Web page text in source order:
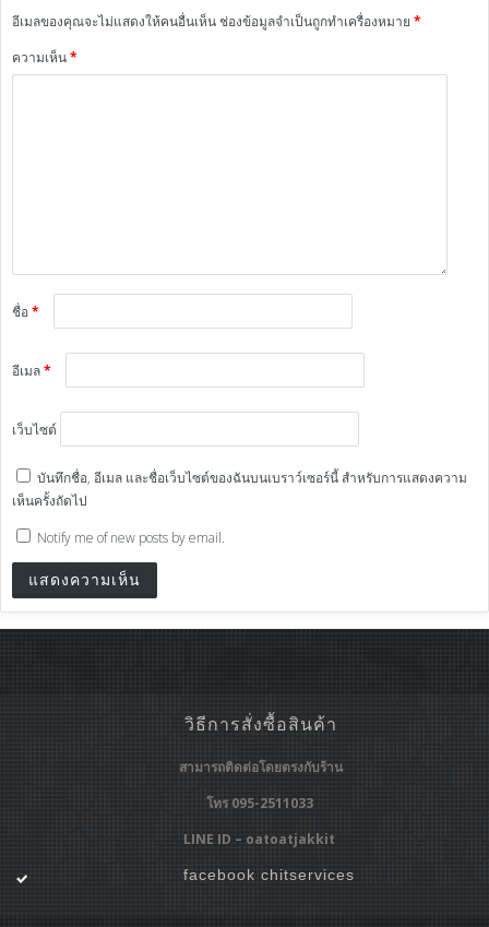
อีเมลของคุณจะไม่แสดงให้คนอื่นเห็นช่องข้อมูลจำเป็นถูกทำเครื่องหมาย *
ความเห็น*
ชื่อ*
อีเมล*
เว็บไซต์
บันทึกชื่อ, อีเมล และชื่อเว็บไซต์ของฉันบนเบราว์เซอร์นี้ สำหรับการแสดงความ
เห็นครั้งถัดไป
Notify me of new posts by email.
วิธีการสั่งซื้อสินค้า
สามารถติดต่อโดยตรงกับร้าน
โทร 095-2511033
LINE ID – oatoatjakkit
facebook chitservices